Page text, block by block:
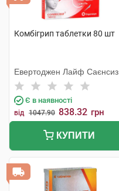
Комбігрип таблетки 80 шт
Евертоджен Лайф Саєнсиз
Є в наявності
від 1047.90 838.32 грн
КУПИТИ